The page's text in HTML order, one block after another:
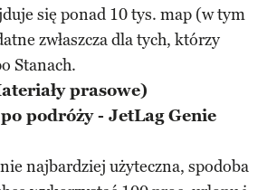
się ponad 10 tys. map (w tym
zwłaszcza dla tych, którzy
Stanach.
prasowe)
podróży - JetLag Genie
najbardziej użyteczna, spodoba